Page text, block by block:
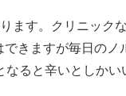
ます。クリニック
きますが毎日のノ
ると辛いとしかい